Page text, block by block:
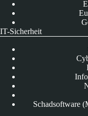
IT-Sicherheit
Schadsoftware